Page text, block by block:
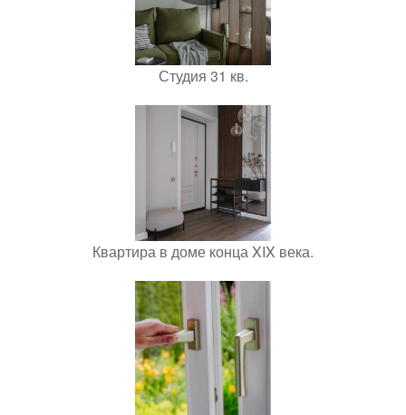
Студия 31 кв.
Квартира в доме конца XIX века.